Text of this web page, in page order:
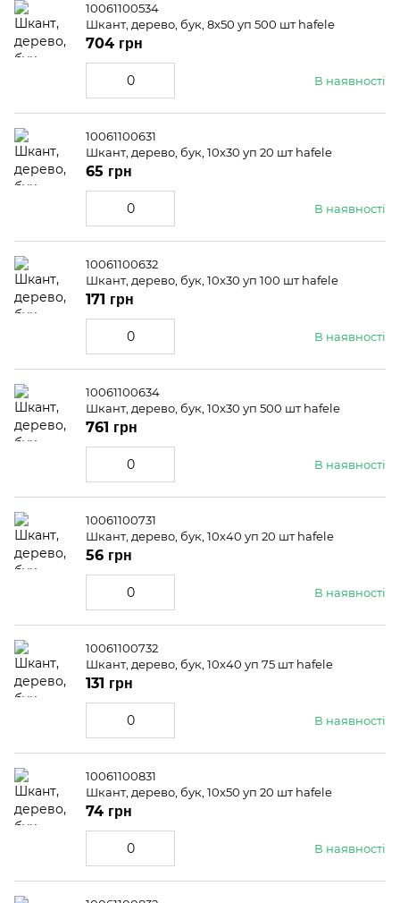
10061100534
Шкант, дерево, бук, 8x50 уп 500 шт hafele
В наявності
704 грн
10061100631
Шкант, дерево, бук, 10x30 уп 20 шт hafele
В наявності
65 грн
10061100632
Шкант, дерево, бук, 10x30 уп 100 шт hafele
В наявності
171 грн
10061100634
Шкант, дерево, бук, 10x30 уп 500 шт hafele
В наявності
761 грн
10061100731
Шкант, дерево, бук, 10x40 уп 20 шт hafele
В наявності
56 грн
10061100732
Шкант, дерево, бук, 10x40 уп 75 шт hafele
В наявності
131 грн
10061100831
Шкант, дерево, бук, 10x50 уп 20 шт hafele
В наявності
74 грн